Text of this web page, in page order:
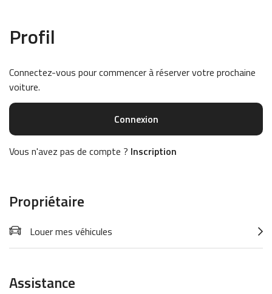
Profil
Connectez-vous pour commencer à réserver votre prochaine
voiture.
Connexion
Vous n'avez pas de compte ? Inscription
Propriétaire
Louer mes véhicules
Assistance